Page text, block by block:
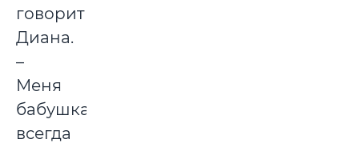
говорит
Диана.
–
Меня
бабушка
всегда